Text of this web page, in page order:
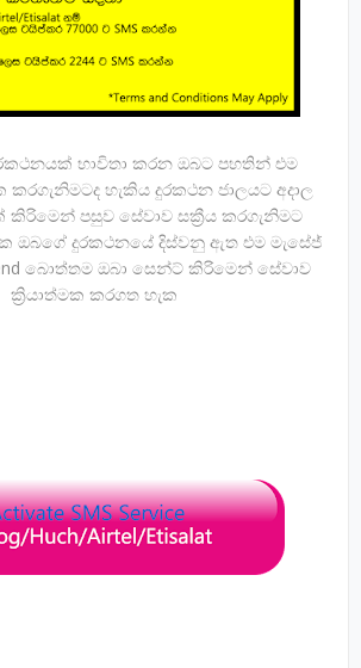
භාවිතා කරන ඔබට පහතින් එම
කරගැනිමටද හැකිය දුරකථන ජාලයට අදාල
පසුව සේවාව සක්‍රීය කරගැනිමට
ඔබගේ දුරකථනයේ දිස්වනු ඇත එම මැසේජ්
බොත්තම ඔබා සෙන්ට් කිරිමෙන් සේවාව
ක්‍රියාත්මක කරගත හැක